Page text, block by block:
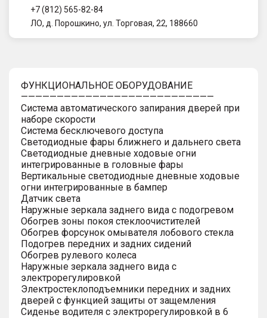
+7 (812) 565-82-84
ЛО, д. Порошкино, ул. Торговая, 22, 188660
ФУНКЦИОНАЛЬНОЕ ОБОРУДОВАНИЕ
———————————————————————————
Система автоматического запирания дверей при
наборе скорости
Система бесключевого доступа
Светодиодные фары ближнего и дальнего света
Светодиодные дневные ходовые огни
интегрированные в головные фары
Вертикальные светодиодные дневные ходовые
огни интегрированные в бампер
Датчик света
Наружные зеркала заднего вида с подогревом
Обогрев зоны покоя стеклоочистителей
Обогрев форсунок омывателя лобового стекла
Подогрев передних и задних сидений
Обогрев рулевого колеса
Наружные зеркала заднего вида с
электрорегулировкой
Электростеклоподъемники передних и задних
дверей с функцией защиты от защемления
Сиденье водителя с электрорегулировкой в 6